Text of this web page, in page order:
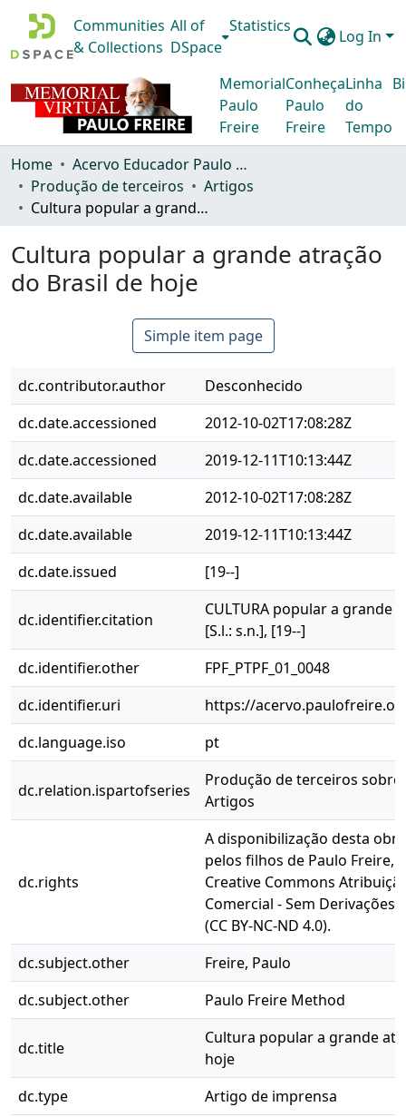
Communities
& Collections
All of
DSpace
Statistics
Log In
Memorial
Paulo
Freire
Conheça
Paulo
Freire
Linha
do
Tempo
Home
Acervo Educador Paulo Freire
Produção de terceiros
Artigos
Cultura popular a grande atração do Brasil de hoje
Cultura popular a grande atração
do Brasil de hoje
Simple item page
dc.contributor.author
Desconhecido
dc.date.accessioned
2012-10-02T17:08:28Z
dc.date.accessioned
2019-12-11T10:13:44Z
dc.date.available
2012-10-02T17:08:28Z
dc.date.available
2019-12-11T10:13:44Z
dc.date.issued
[19--]
dc.identifier.citation
CULTURA popular a grande
[S.l.: s.n.], [19--]
dc.identifier.other
FPF_PTPF_01_0048
dc.identifier.uri
https://
dc.language.iso
pt
dc.relation.ispartofseries
Produção de terceiros sobre
Artigos
dc.rights
A disponibilização desta
pelos filhos de Paulo Freire,
Creative Commons
Comercial - Sem Derivações
(CC BY-NC-ND 4.0).
dc.subject.other
Freire, Paulo
dc.subject.other
Paulo Freire Method
dc.title
Cultura popular a grande
hoje
dc.type
Artigo de imprensa